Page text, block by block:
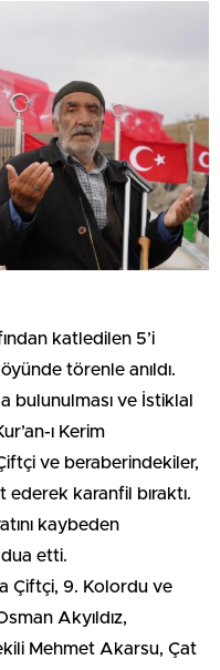
katledilen 5’i
törenle anıldı.
bulunulması ve İstiklal
ı Kerim
ve beraberindekiler,
karanfil bıraktı.
kaybeden
dua etti.
Çiftçi, 9. Kolordu ve
Akyıldız,
Mehmet Akarsu, Çat